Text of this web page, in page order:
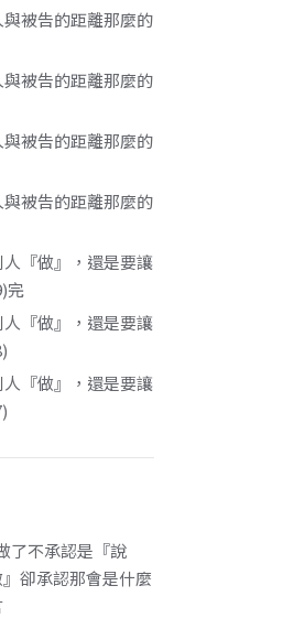
被告的距離那麼的
被告的距離那麼的
被告的距離那麼的
被告的距離那麼的
『做』，還是要讓
完
『做』，還是要讓
『做』，還是要讓
了不承認是『說
卻承認那會是什麼